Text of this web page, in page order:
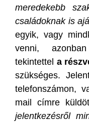
meredekebb
családoknak is
egyik, vagy
venni,
tekintettel a
szükséges.
telefonszámon,
mail címre
jelentkezésről